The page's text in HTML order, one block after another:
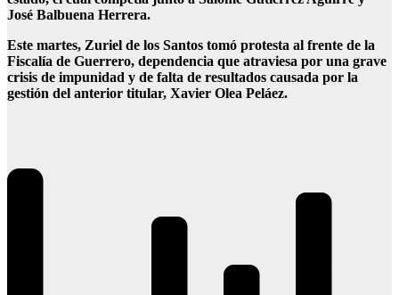
José Balbuena Herrera.
Este martes, Zuriel de los Santos tomó protesta al frente de la
Fiscalía de Guerrero, dependencia que atraviesa por una grave
crisis de impunidad y de falta de resultados causada por la
gestión del anterior titular, Xavier Olea Peláez.